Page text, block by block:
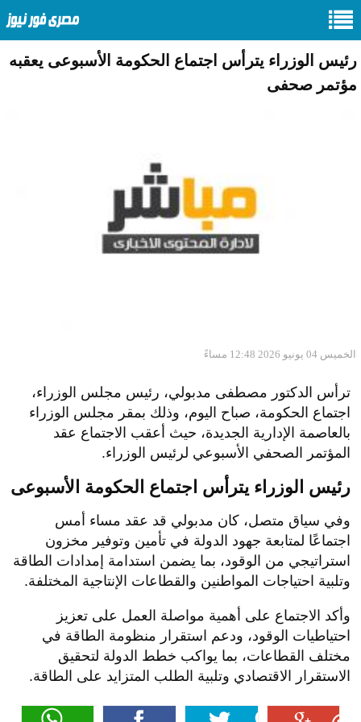
رئيس الوزراء يترأس اجتماع الحكومة الأسبوعى يعقبه
مؤتمر صحفى
الخميس 04 يونيو 2026 12:48 مساءً
ترأس الدكتور مصطفى مدبولي، رئيس مجلس الوزراء،
اجتماع الحكومة، صباح اليوم، وذلك بمقر مجلس الوزراء
بالعاصمة الإدارية الجديدة، حيث أعقب الاجتماع عقد
المؤتمر الصحفي الأسبوعي لرئيس الوزراء.
رئيس الوزراء يترأس اجتماع الحكومة الأسبوعى
وفي سياق متصل، كان مدبولي قد عقد مساء أمس
اجتماعًا لمتابعة جهود الدولة في تأمين وتوفير مخزون
استراتيجي من الوقود، بما يضمن استدامة إمدادات الطاقة
وتلبية احتياجات المواطنين والقطاعات الإنتاجية المختلفة.
وأكد الاجتماع على أهمية مواصلة العمل على تعزيز
احتياطيات الوقود، ودعم استقرار منظومة الطاقة في
مختلف القطاعات، بما يواكب خطط الدولة لتحقيق
الاستقرار الاقتصادي وتلبية الطلب المتزايد على الطاقة.